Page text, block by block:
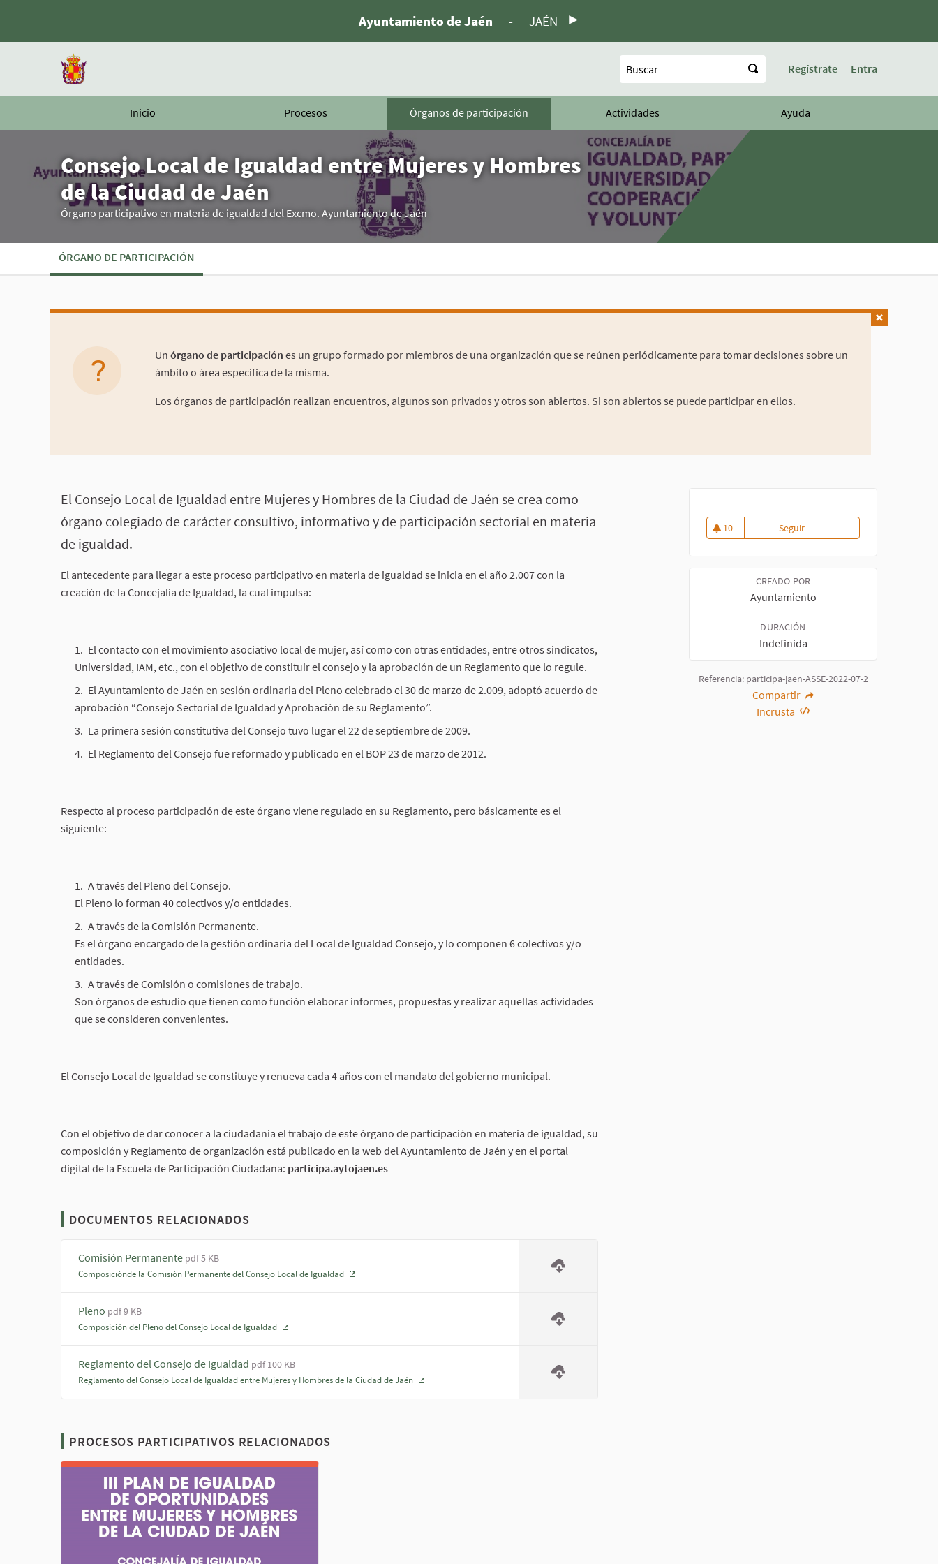
Ayuntamiento de Jaén - JAÉN
Regístrate Entra
Inicio Procesos Órganos de participación Actividades Ayuda
Consejo Local de Igualdad entre Mujeres y Hombres
de la Ciudad de Jaén
Órgano participativo en materia de igualdad del Excmo. Ayuntamiento de Jaén
ÓRGANO DE PARTICIPACIÓN
Un órgano de participación es un grupo formado por miembros de una organización que se reúnen periódicamente para tomar decisiones sobre un
ámbito o área específica de la misma.
Los órganos de participación realizan encuentros, algunos son privados y otros son abiertos. Si son abiertos se puede participar en ellos.
Acerca de esta asamblea
El Consejo Local de Igualdad entre Mujeres y Hombres de la Ciudad de Jaén se crea como
órgano colegiado de carácter consultivo, informativo y de participación sectorial en materia
de igualdad.
El antecedente para llegar a este proceso participativo en materia de igualdad se inicia en el año 2.007 con la
creación de la Concejalía de Igualdad, la cual impulsa:
El contacto con el movimiento asociativo local de mujer, así como con otras entidades, entre otros sindicatos,
Universidad, IAM, etc., con el objetivo de constituir el consejo y la aprobación de un Reglamento que lo regule.
El Ayuntamiento de Jaén en sesión ordinaria del Pleno celebrado el 30 de marzo de 2.009, adoptó acuerdo de
aprobación “Consejo Sectorial de Igualdad y Aprobación de su Reglamento”.
La primera sesión constitutiva del Consejo tuvo lugar el 22 de septiembre de 2009.
El Reglamento del Consejo fue reformado y publicado en el BOP 23 de marzo de 2012.
Respecto al proceso participación de este órgano viene regulado en su Reglamento, pero básicamente es el
siguiente:
A través del Pleno del Consejo.
El Pleno lo forman 40 colectivos y/o entidades.
A través de la Comisión Permanente.
Es el órgano encargado de la gestión ordinaria del Local de Igualdad Consejo, y lo componen 6 colectivos y/o
entidades.
A través de Comisión o comisiones de trabajo.
Son órganos de estudio que tienen como función elaborar informes, propuestas y realizar aquellas actividades
que se consideren convenientes.
El Consejo Local de Igualdad se constituye y renueva cada 4 años con el mandato del gobierno municipal.
Con el objetivo de dar conocer a la ciudadanía el trabajo de este órgano de participación en materia de igualdad, su
composición y Reglamento de organización está publicado en la web del Ayuntamiento de Jaén y en el portal
digital de la Escuela de Participación Ciudadana: participa.aytojaen.es
DOCUMENTOS RELACIONADOS
Comisión Permanente pdf 5 KB
Composiciónde la Comisión Permanente del Consejo Local de Igualdad
Pleno pdf 9 KB
Composición del Pleno del Consejo Local de Igualdad
Reglamento del Consejo de Igualdad pdf 100 KB
Reglamento del Consejo Local de Igualdad entre Mujeres y Hombres de la Ciudad de Jaén
PROCESOS PARTICIPATIVOS RELACIONADOS
10
10 seguidoras
SeguirConsejo Local de Igualdad
CREADO POR
Ayuntamiento
DURACIÓN
Indefinida
Referencia: participa-jaen-ASSE-2022-07-2
Compartir
Incrusta